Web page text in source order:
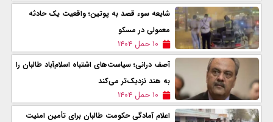
شایعه سوء قصد به پوتین؛ واقعیت یک حادثه
معمولی در مسکو
۱۰ حمل ۱۴۰۴
آصف درانی؛ سیاست‌های اشتباه اسلام‌آباد طالبان را
به هند نزدیک‌تر می‌کند
۱۰ حمل ۱۴۰۴
اعلام آمادگی حکومت طالبان برای تأمین امنیت